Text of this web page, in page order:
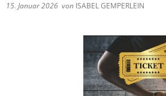
15. Januar 2026 von ISABEL GEMPERLEIN